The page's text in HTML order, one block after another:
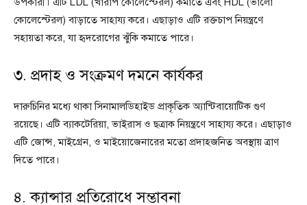
কোলেস্টেরল) বাড়াতে সাহায্য করে। এছাড়াও এটি রক্তচাপ নিয়ন্ত্রণে
সহায়তা করে, যা হৃদরোগের ঝুঁকি কমাতে পারে।
৩. প্রদাহ ও সংক্রমণ দমনে কার্যকর
দারুচিনির মধ্যে থাকা সিনামালডিহাইড প্রাকৃতিক অ্যান্টিবায়োটিক গুণ
রয়েছে। এটি ব্যাকটেরিয়া, ভাইরাস ও ছত্রাক নিয়ন্ত্রণে সাহায্য করে। এছাড়াও
এটি জোন্স, মাইগ্রেন, ও মাইয়োজেনারের মতো প্রদাহজনিত অবস্থায় ত্রাণ
দিতে পারে।
৪. ক্যান্সার প্রতিরোধে সম্ভাবনা